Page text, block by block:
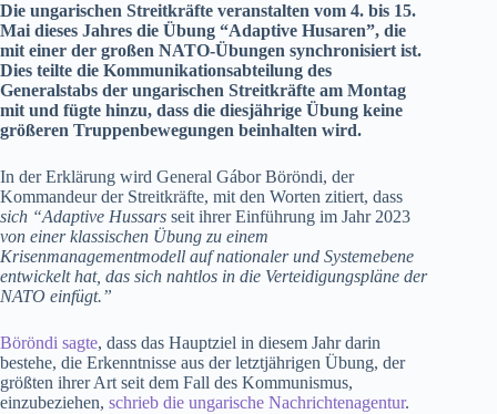
Die ungarischen Streitkräfte veranstalten vom 4. bis 15.
Mai dieses Jahres die Übung “Adaptive Husaren”, die
mit einer der großen NATO-Übungen synchronisiert ist.
Dies teilte die Kommunikationsabteilung des
Generalstabs der ungarischen Streitkräfte am Montag
mit und fügte hinzu, dass die diesjährige Übung keine
größeren Truppenbewegungen beinhalten wird.
In der Erklärung wird General Gábor Böröndi, der
Kommandeur der Streitkräfte, mit den Worten zitiert, dass
sich “Adaptive Hussars seit ihrer Einführung im Jahr 2023
von einer klassischen Übung zu einem
Krisenmanagementmodell auf nationaler und Systemebene
entwickelt hat, das sich nahtlos in die Verteidigungspläne der
NATO einfügt.”
Böröndi sagte, dass das Hauptziel in diesem Jahr darin
bestehe, die Erkenntnisse aus der letztjährigen Übung, der
größten ihrer Art seit dem Fall des Kommunismus,
einzubeziehen, schrieb die ungarische Nachrichtenagentur.